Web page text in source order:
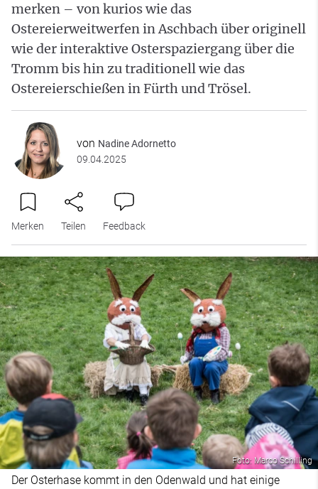
merken – von kurios wie das
Ostereierweitwerfen in Aschbach über originell
wie der interaktive Osterspaziergang über die
Tromm bis hin zu traditionell wie das
Ostereierschießen in Fürth und Trösel.
von Nadine Adornetto
09.04.2025
Merken Teilen Feedback
Foto: Marco Schilling
Der Osterhase kommt in den Odenwald und hat einige